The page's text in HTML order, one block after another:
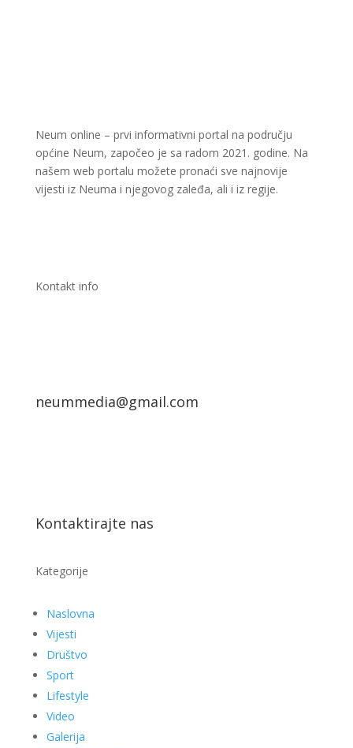
Neum online – prvi informativni portal na području
općine Neum, započeo je sa radom 2021. godine. Na
našem web portalu možete pronaći sve najnovije
vijesti iz Neuma i njegovog zaleđa, ali i iz regije.
Kontakt info
neummedia@gmail.com
Kontaktirajte nas
Kategorije
Naslovna
Vijesti
Društvo
Sport
Lifestyle
Video
Galerija